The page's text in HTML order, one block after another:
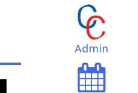
Admin